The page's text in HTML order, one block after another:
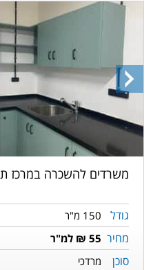
התמונה
הבאה
משרדים להשכרה במרכז
גודל 150 מ"ר
מחיר 55 ₪ למ"ר
סוכן מרדכי